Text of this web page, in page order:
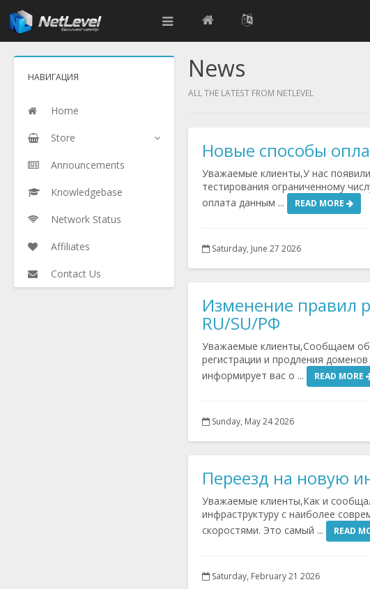
НАВИГАЦИЯ
Home
Store
Announcements
Knowledgebase
Network Status
Affiliates
Contact Us
News
ALL THE LATEST FROM NETLEVEL
Новые способы
Уважаемые клиенты,У нас
тестирования ограниченному
оплата данным ...
READ MORE
Saturday, June 27 2026
Изменение правил
RU/SU/РФ
Уважаемые клиенты,Сообщаем об
регистрации и продления
информирует вас о ...
READ MORE
Sunday, May 24 2026
Переезд на новую
Уважаемые клиенты,Как и
инфраструктуру с наиболее
скоростями. Это самый ...
READ
Saturday, February 21 2026